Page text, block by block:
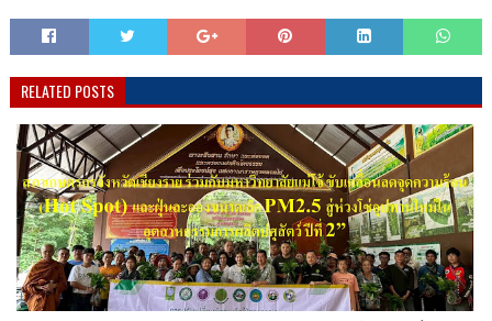
RELATED POSTS